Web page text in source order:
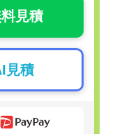
見積
見積